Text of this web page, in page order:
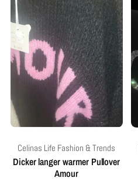
r
e
s
e
e
r
e
i
f
r
e
i
Anbieter:
Celinas Life Fashion & Trends
Dicker langer warmer Pullover
Amour